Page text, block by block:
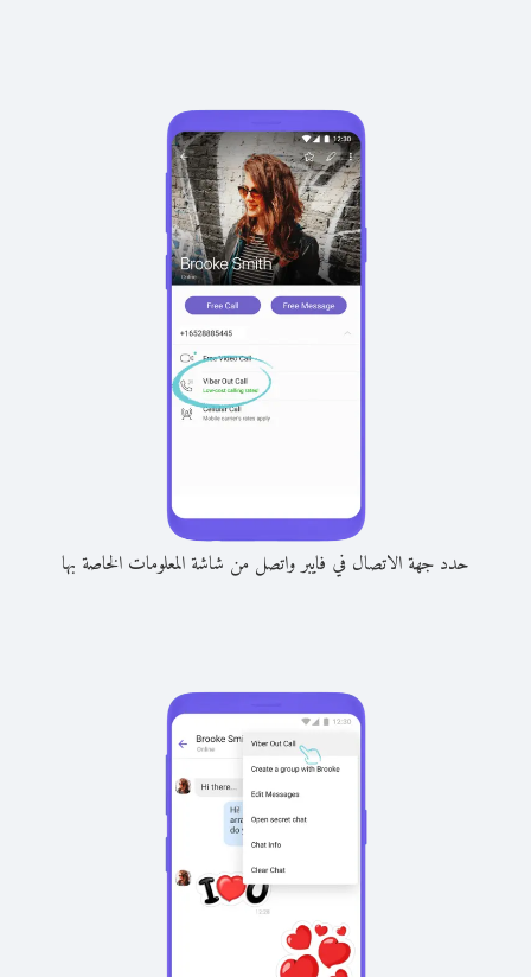
حدد جهة الاتصال في فايبر واتصل من شاشة المعلومات الخاصة بها